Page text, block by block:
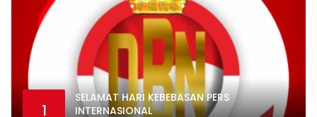
1
SELAMAT HARI KEBEBASAN PERS
INTERNASIONAL